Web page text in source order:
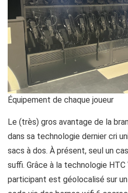
Équipement de chaque joueur
Le (très) gros avantage de la
dans sa technologie dernier cri
sacs à dos. À présent, seul un
suffi. Grâce à la technologie HTC
participant est géolocalisé sur